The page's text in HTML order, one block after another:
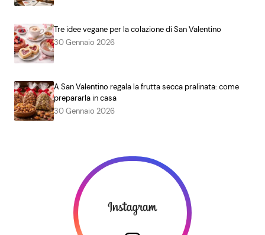
Tre idee vegane per la colazione di San Valentino
30 Gennaio 2026
A San Valentino regala la frutta secca pralinata: come
prepararla in casa
30 Gennaio 2026